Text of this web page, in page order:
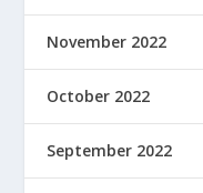
November 2022
October 2022
September 2022